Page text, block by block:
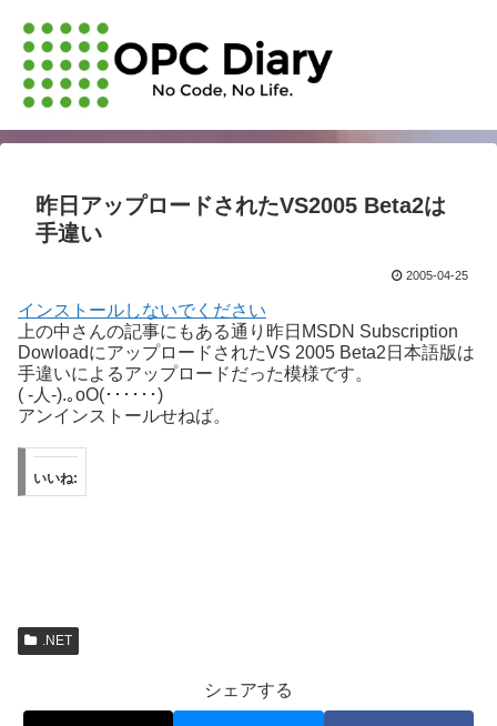
昨日アップロードされたVS2005 Beta2は
手違い
2005-04-25
インストールしないでください
上の中さんの記事にもある通り昨日MSDN Subscription
DowloadにアップロードされたVS 2005 Beta2日本語版は
手違いによるアップロードだった模様です。
( -人-).｡oO(･･････)
アンインストールせねば。
いいね:
.NET
シェアする